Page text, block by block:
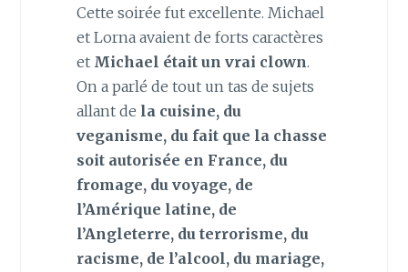
Cette soirée fut excellente. Michael
et Lorna avaient de forts caractères
et Michael était un vrai clown.
On a parlé de tout un tas de sujets
allant de la cuisine, du
veganisme, du fait que la chasse
soit autorisée en France, du
fromage, du voyage, de
l’Amérique latine, de
l’Angleterre, du terrorisme, du
racisme, de l’alcool, du mariage,